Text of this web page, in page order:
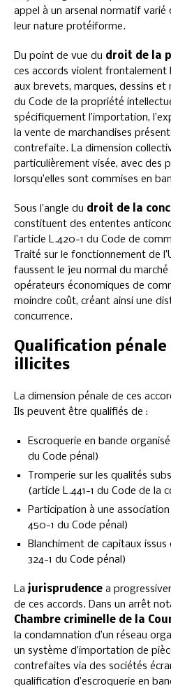
appel à un arsenal normatif varié
leur nature protéiforme.
Du point de vue du droit de la
ces accords violent frontalement
aux brevets, marques, dessins et
du Code de la propriété
spécifiquement l’importation,
la vente de marchandises
contrefaite. La dimension
particulièrement visée, avec des
lorsqu’elles sont commises en
Sous l’angle du droit de la
constituent des ententes
l’article L.420-1 du Code de
Traité sur le fonctionnement de
faussent le jeu normal du
opérateurs économiques de
moindre coût, créant ainsi une
concurrence.
Qualification pénale
illicites
La dimension pénale de ces
Ils peuvent être qualifiés de :
Escroquerie en bande
du Code pénal)
Tromperie sur les qualités
(article L.441-1 du Code de la
Participation à une
450-1 du Code pénal)
Blanchiment de capitaux issus
324-1 du Code pénal)
Lajurisprudence a
de ces accords. Dans un arrêt
Chambre criminelle de la
la condamnation d’un réseau
un système d’importation de
contrefaites via des sociétés
qualification d’escroquerie en